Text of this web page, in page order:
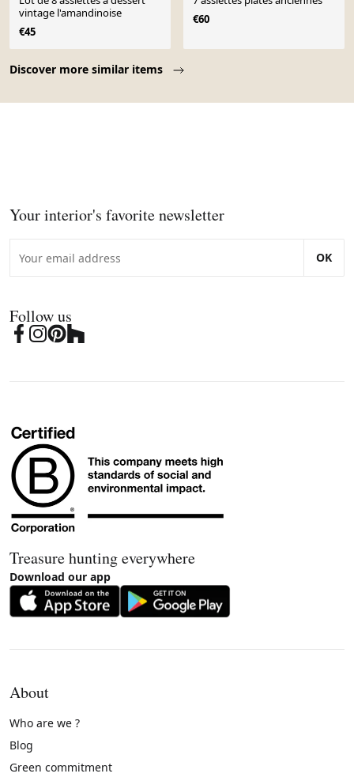
Discover more similar items
vintage l'amandinoise
€45
€60
Your interior's favorite newsletter
OK
Follow us
Treasure hunting everywhere
Download our app
About
Who are we ?
Blog
Green commitment